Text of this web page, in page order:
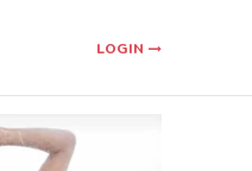
LOGIN